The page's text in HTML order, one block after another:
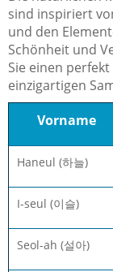
sind inspiriert
und den
Schönheit und
Sie einen
einzigartigen
Vorname
Haneul (하늘)
I-seul (이슬)
Seol-ah (설아)